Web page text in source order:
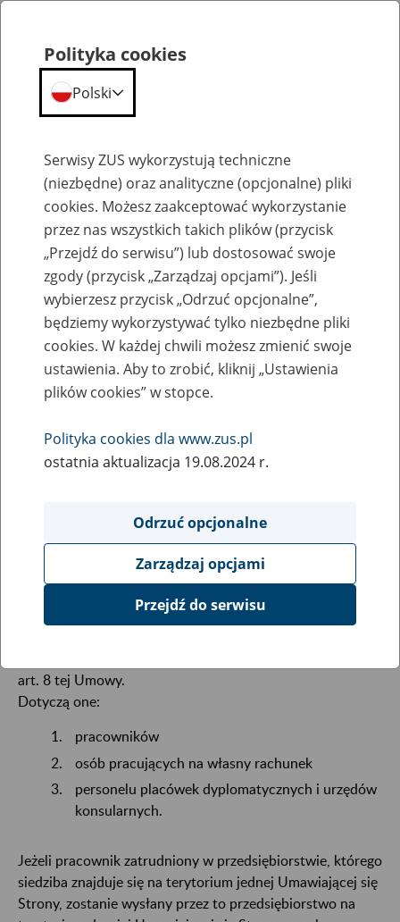
Pracujący poza UE, EOG lub Szwajcarią
Macedonia
października
2012
Umowa z dnia 6 kwietnia 2006 r. między Rzecząpospolitą
weszła w życie 1 lipca 2007r.
Generalna zasada zapisana w art. 7 Umowy stanowi, że
zabezpieczenia społecznego tej Umawiającej się Strony, na
art. 8 tej Umowy.
Dotyczą one:
pracowników
osób pracujących na własny rachunek
personelu placówek dyplomatycznych i urzędów
konsularnych.
Jeżeli pracownik zatrudniony w przedsiębiorstwie, którego
siedziba znajduje się na terytorium jednej Umawiającej się
Strony, zostanie wysłany przez to przedsiębiorstwo na
Polityka cookies
Polski
Serwisy ZUS wykorzystują techniczne
(niezbędne) oraz analityczne (opcjonalne) pliki
cookies. Możesz zaakceptować wykorzystanie
przez nas wszystkich takich plików (przycisk
„Przejdź do serwisu”) lub dostosować swoje
zgody (przycisk „Zarządzaj opcjami”). Jeśli
wybierzesz przycisk „Odrzuć opcjonalne”,
będziemy wykorzystywać tylko niezbędne pliki
cookies. W każdej chwili możesz zmienić swoje
ustawienia. Aby to zrobić, kliknij „Ustawienia
plików cookies” w stopce.
Polityka cookies dla www.zus.pl
ostatnia aktualizacja 19.08.2024 r.
Odrzuć opcjonalne
Zarządzaj opcjami
Przejdź do serwisu